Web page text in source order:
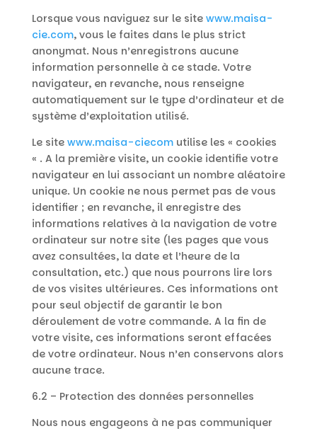
Lorsque vous naviguez sur le site www.maisa-
cie.com, vous le faites dans le plus strict
anonymat. Nous n’enregistrons aucune
information personnelle à ce stade. Votre
navigateur, en revanche, nous renseigne
automatiquement sur le type d’ordinateur et de
système d’exploitation utilisé.
Le site www.maisa-ciecomutilise les « cookies
« . A la première visite, un cookie identifie votre
navigateur en lui associant un nombre aléatoire
unique. Un cookie ne nous permet pas de vous
identifier ; en revanche, il enregistre des
informations relatives à la navigation de votre
ordinateur sur notre site (les pages que vous
avez consultées, la date et l’heure de la
consultation, etc.) que nous pourrons lire lors
de vos visites ultérieures. Ces informations ont
pour seul objectif de garantir le bon
déroulement de votre commande. A la fin de
votre visite, ces informations seront effacées
de votre ordinateur. Nous n’en conservons alors
aucune trace.
6.2 – Protection des données personnelles
Nous nous engageons à ne pas communiquer